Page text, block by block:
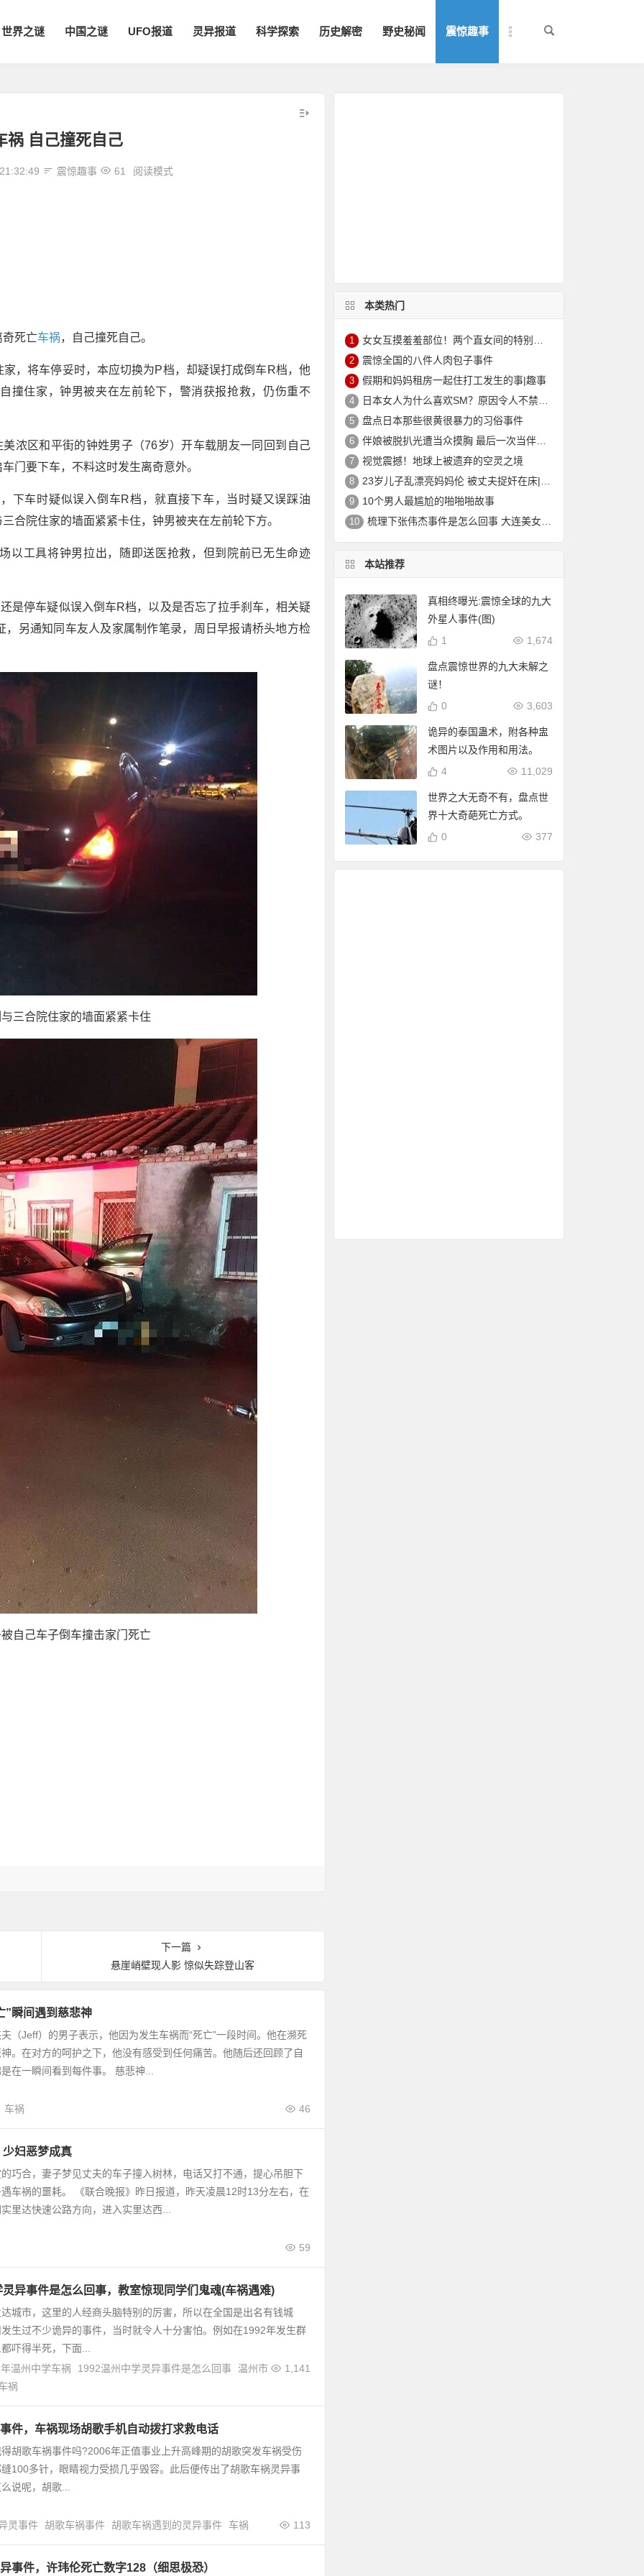
世界之谜 中国之谜 UFO报道 灵异报道 科学探索 历史解密 野史秘闻 震惊趣事
祸 自己撞死自己
21:32:49 震惊趣事 61 阅读模式
奇死亡车祸，自己撞死自己。
，将车停妥时，本应切换为P档，却疑误打成倒车R档，他
撞住家，钟男被夹在左前轮下，警消获报抢救，仍伤重不
浓区和平街的钟姓男子（76岁）开车载朋友一同回到自己
门要下车，不料这时发生离奇意外。
下车时疑似误入倒车R档，就直接下车，当时疑又误踩油
合院住家的墙面紧紧卡住，钟男被夹在左前轮下方。
以工具将钟男拉出，随即送医抢救，但到院前已无生命迹
是停车疑似误入倒车R档，以及是否忘了拉手刹车，相关疑
另通知同车友人及家属制作笔录，周日早报请桥头地方检
三合院住家的墙面紧紧卡住
自己车子倒车撞击家门死亡
下一篇
悬崖峭壁现人影 惊似失踪登山客
”瞬间遇到慈悲神
（Jeff）的男子表示，他因为发生车祸而“死亡”一段时间。他在濒死
。在对方的呵护之下，他没有感受到任何痛苦。他随后还回顾了自
在一瞬间看到每件事。 慈悲神...
46
车祸
妇恶梦成真
巧合，妻子梦见丈夫的车子撞入树林，电话又打不通，提心吊胆下
车祸的噩耗。 《联合晚报》昨日报道，昨天凌晨12时13分左右，在
里达快速公路方向，进入实里达西...
59
异事件是怎么回事，教室惊现同学们鬼魂(车祸遇难)
城市，这里的人经商头脑特别的厉害，所以在全国是出名有钱城
生过不少诡异的事件，当时就令人十分害怕。例如在1992年发生群
吓得半死，下面...
1,141
温州中学车祸 1992温州中学灵异事件是怎么回事 温州市
祸
件，车祸现场胡歌手机自动拨打求救电话
胡歌车祸事件吗?2006年正值事业上升高峰期的胡歌突发车祸受伤
100多针，眼睛视力受损几乎毁容。此后便传出了胡歌车祸灵异事
说呢，胡歌...
113
灵事件 胡歌车祸事件 胡歌车祸遇到的灵异事件 车祸
事件，许玮伦死亡数字128（细思极恐）
本类热门
1 女女互摸羞羞部位！两个直女间的特别实验让人猝不及防
2 震惊全国的八件人肉包子事件
3 假期和妈妈租房一起住打工发生的事|趣事
4 日本女人为什么喜欢SM？原因令人不禁脸红
5 盘点日本那些很黄很暴力的习俗事件
6 伴娘被脱扒光遭当众摸胸 最后一次当伴娘|趣事
7 视觉震撼！地球上被遗弃的空灵之境
8 23岁儿子乱漂亮妈妈伦 被丈夫捉奸在床|趣事
9 10个男人最尴尬的啪啪啪故事
10 梳理下张伟杰事件是怎么回事 大连美女主持人因偷情被报复制作成标本
本站推荐
真相终曝光:震惊全球的九大
外星人事件(图)
1,674
1
盘点震惊世界的九大未解之
谜！
3,603
0
诡异的泰国蛊术，附各种盅
术图片以及作用和用法。
11,029
4
世界之大无奇不有，盘点世
界十大奇葩死亡方式。
377
0